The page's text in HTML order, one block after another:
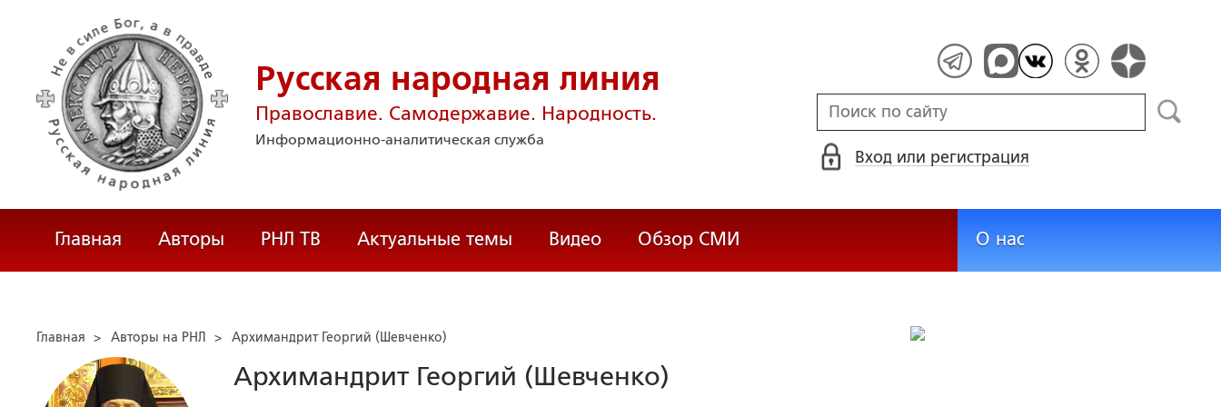
Русская народная линия
Православие. Самодержавие. Народность.
Информационно-аналитическая служба
Вход или регистрация
Главная Авторы РНЛ ТВ Актуальные темы Видео Обзор СМИ О нас
Главная > Авторы на РНЛ > Архимандрит Георгий (Шевченко)
Архимандрит Георгий (Шевченко)